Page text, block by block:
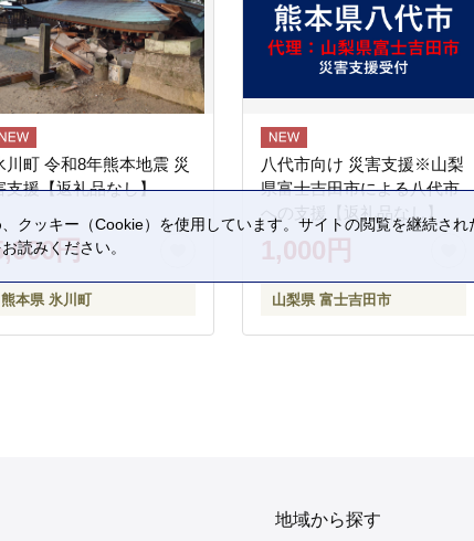
川町 令和8年熊本地震 災
支援【返礼品なし】
円
熊本県 氷川町
八代市向け 災害支援※山梨
県富士吉田市による八代市
への支援【返礼品なし】
1,000円
山梨県 富士吉田市
地域から探す
クッキー（Cookie）を使用しています。サイトの閲覧を継続さ
読みください。